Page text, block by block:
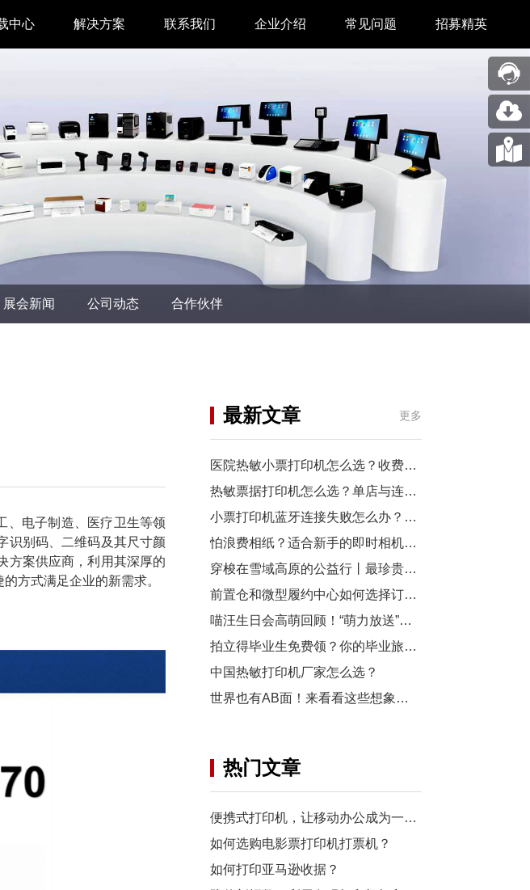
中心
印管家
下载
标签软件
解决方案
即时零售
仓储物流
增材制造
联系我们
业务合作
回收再利用服务
问题反馈&建议
企业介绍
关于我们
图片展示
合作伙伴
汉印人文
公司动态
3D打印
常见问题 招募精英
展会新闻 公司动态 合作伙伴
、电子制造、医疗卫生等领
识别码、二维码及其尺寸颜
方案供应商，利用其深厚的
方式满足企业的新需求。
最新文章 更多
医院热敏小票打印机怎么选？收费窗口、药房以及诊室选型指南
热敏票据打印机怎么选？单店与连锁门店选型对比
小票打印机蓝牙连接失败怎么办？从配对到断连7步排查
怕浪费相纸？适合新手的即时相机推荐
穿梭在雪域高原的公益行丨最珍贵的“礼物”，是让孩子看见远方
前置仓和微型履约中心如何选择订单小票打印机？
喵汪生日会高萌回顾！“萌力放送”请查收~
拍立得毕业生免费领？你的毕业旅行照，也有机会上「三影堂」影展了！
中国热敏打印机厂家怎么选？
世界也有AB面！来看看这些想象力拉满的拍立得作品~
热门文章
便携式打印机，让移动办公成为一种生活方式
如何选购电影票打印机打票机？
如何打印亚马逊收据？